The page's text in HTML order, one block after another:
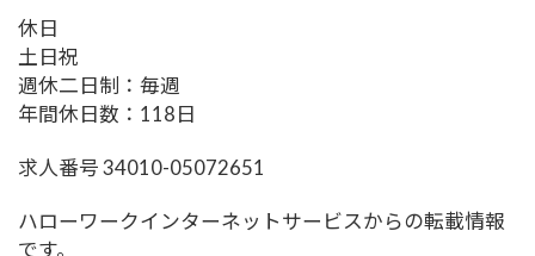
休日
土日祝
週休二日制：毎週
年間休日数：118日
求人番号 34010-05072651
ハローワークインターネットサービスからの転載情報
です。